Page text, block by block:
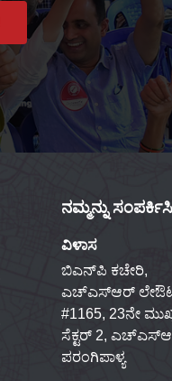
ನಮ್ಮನ್ನು ಸಂಪರ್ಕಿಸಿ
ವಿಳಾಸ
ಬಿಎನ್‌ಪಿ ಕಚೇರಿ,
ಎಚ್‌ಎಸ್‌ಆರ್
#1165, 23ನೇ
ಸೆಕ್ಟರ್ 2,
ಪರಂಗಿಪಾಳ್ಯ